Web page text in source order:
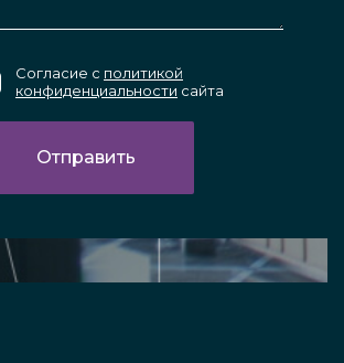
Согласие с политикой
конфиденциальности сайта